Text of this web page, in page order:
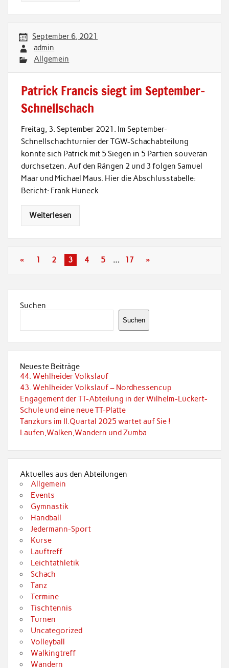
September 6, 2021
admin
Allgemein
Patrick Francis siegt im September-
Schnellschach
Freitag, 3. September 2021. Im September-
Schnellschachturnier der TGW-Schachabteilung
konnte sich Patrick mit 5 Siegen in 5 Partien souverän
durchsetzen. Auf den Rängen 2 und 3 folgen Samuel
Maar und Michael Maus. Hier die Abschlusstabelle:
Bericht: Frank Huneck
Weiterlesen
« 1 2 3 4 5 … 17 »
Suchen
Suchen
Neueste Beiträge
44. Wehlheider Volkslauf
43. Wehlheider Volkslauf – Nordhessencup
Engagement der TT-Abteilung in der Wilhelm-Lückert-
Schule und eine neue TT-Platte
Tanzkurs im II.Quartal 2025 wartet auf Sie !
Laufen,Walken,Wandern und Zumba
Aktuelles aus den Abteilungen
Allgemein
Events
Gymnastik
Handball
Jedermann-Sport
Kurse
Lauftreff
Leichtathletik
Schach
Tanz
Termine
Tischtennis
Turnen
Uncategorized
Volleyball
Walkingtreff
Wandern